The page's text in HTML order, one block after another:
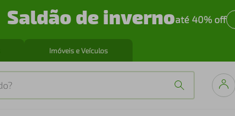
Saldão de invernoaté 40% off
Imóveis e Veículos